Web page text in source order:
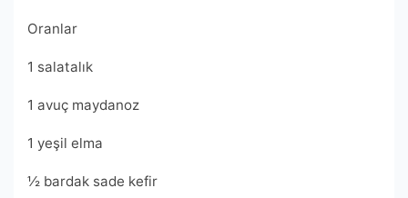
Oranlar
1 salatalık
1 avuç maydanoz
1 yeşil elma
½ bardak sade kefir